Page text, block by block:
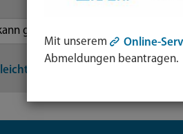
Sprache
Mit unserem Online-
Abmeldungen beantragen.